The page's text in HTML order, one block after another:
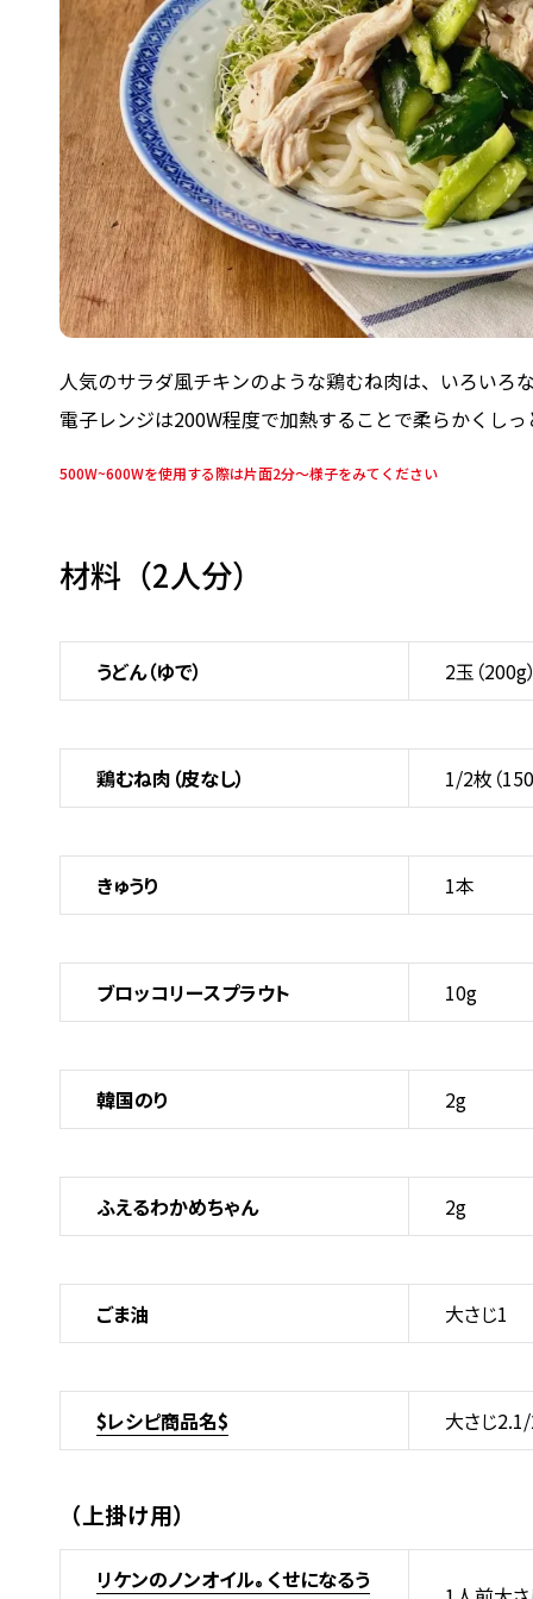
人気のサラダ風チキンのような鶏むね肉は、いろいろ
電子レンジは200W程度で加熱することで柔らかくし
500W~600Wを使用する際は片面2分～様子をみてください
材料（2人分）
うどん（ゆで） 2玉（200g
鶏むね肉（皮なし） 1/2枚（
きゅうり 1本
ブロッコリースプラウト 10g
韓国のり 2g
ふえるわかめちゃん 2g
ごま油 大さじ1
$レシピ商品名$ 大さじ
（上掛け用）
リケンのノンオイル® くせになるう